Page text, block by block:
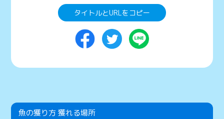
タイトルとURLをコピー
魚の獲り方 獲れる場所